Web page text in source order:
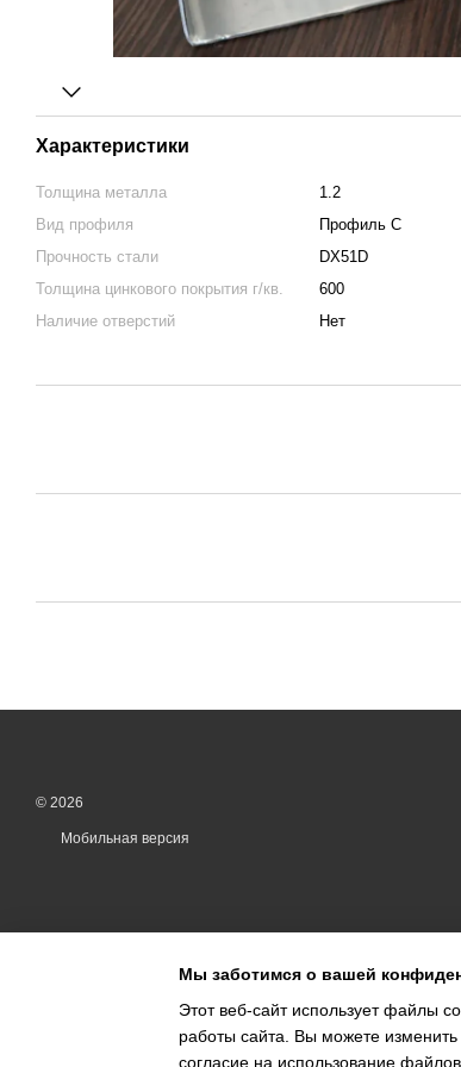
Характеристики
Толщина металла
1.2
Вид профиля
Профиль C
Прочность стали
DX51D
Толщина цинкового покрытия г/кв.
600
Наличие отверстий
Нет
© 2026
Мобильная версия
Мы заботимся о вашей
Этот веб-сайт использует файлы
работы сайта. Вы можете изменить
согласие на использование